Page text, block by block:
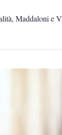
, Maddaloni e